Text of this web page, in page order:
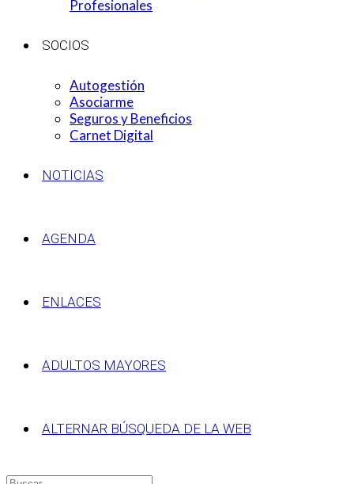
Profesionales
SOCIOS
Autogestión
Asociarme
Seguros y Beneficios
Carnet Digital
NOTICIAS
AGENDA
ENLACES
ADULTOS MAYORES
ALTERNAR BÚSQUEDA DE LA WEB